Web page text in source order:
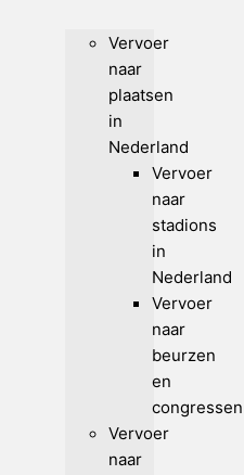
Vervoer
naar
plaatsen
in
Nederland
Vervoer
naar
stadions
in
Nederland
Vervoer
naar
beurzen
en
congressen
Vervoer
naar